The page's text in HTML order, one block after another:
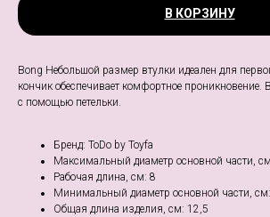
В КОРЗИНУ
Bong Небольшой размер втулки идеален для
кончик обеспечивает комфортное проникновение.
с помощью петельки.
Бренд: ToDo by Toyfa
Максимальный диаметр основной части,
Рабочая длина, см: 8
Минимальный диаметр основной части,
Общая длина изделия, см: 12,5